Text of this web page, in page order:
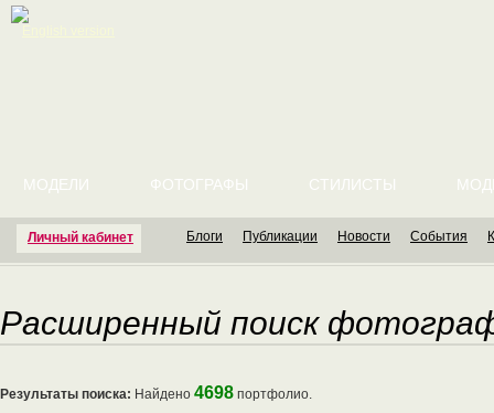
Личный кабинет
МОДЕЛИ ФОТОГРАФЫ СТИЛИСТЫ
Блоги Публикации Новости События
Расширенный поиск
Результаты поиска: Найдено 4698 портфолио.